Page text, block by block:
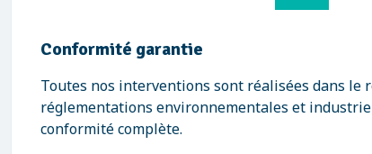
Conformité garantie
Toutes nos interventions sont réalisées dans le
réglementations environnementales et
conformité complète.